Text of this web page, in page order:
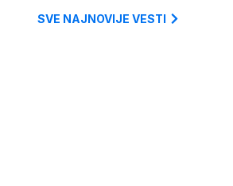
SVE NAJNOVIJE VESTI